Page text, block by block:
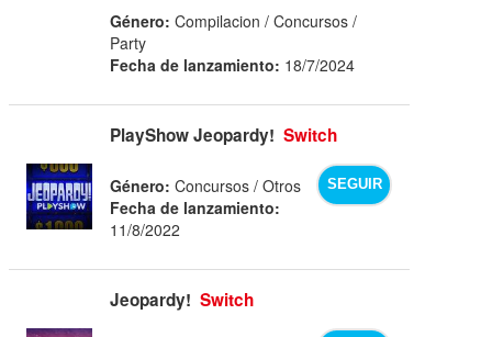
Género: Compilacion / Concursos /
Party
Fecha de lanzamiento: 18/7/2024
PlayShow Jeopardy! Switch
SEGUIR
Género: Concursos / Otros
Fecha de lanzamiento:
11/8/2022
Jeopardy! Switch